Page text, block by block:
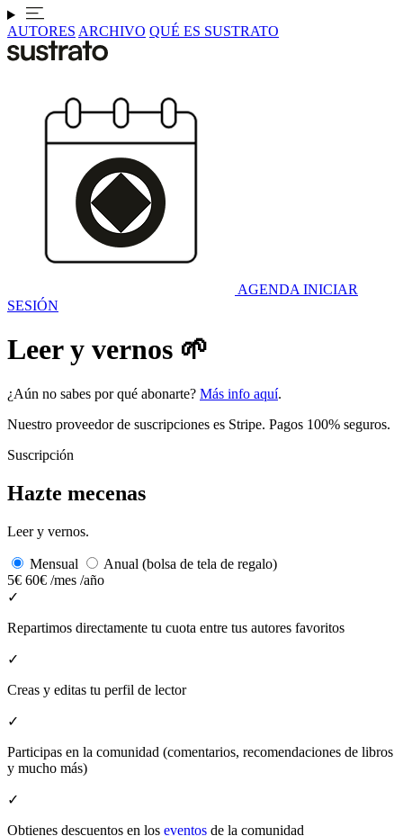
AUTORES ARCHIVO QUÉ ES SUSTRATO
AGENDA INICIAR
SESIÓN
Leer y vernos 🌱
¿Aún no sabes por qué abonarte? Más info aquí.
Nuestro proveedor de suscripciones es Stripe. Pagos 100% seguros.
Suscripción
Hazte mecenas
Leer y vernos.
Mensual
Anual (bolsa de tela de regalo)
5€ 60€ /mes /año
✓
Repartimos directamente tu cuota entre tus autores favoritos
✓
Creas y editas tu perfil de lector
✓
Participas en la comunidad (comentarios, recomendaciones de libros
y mucho más)
✓
Obtienes descuentos en los eventos de la comunidad